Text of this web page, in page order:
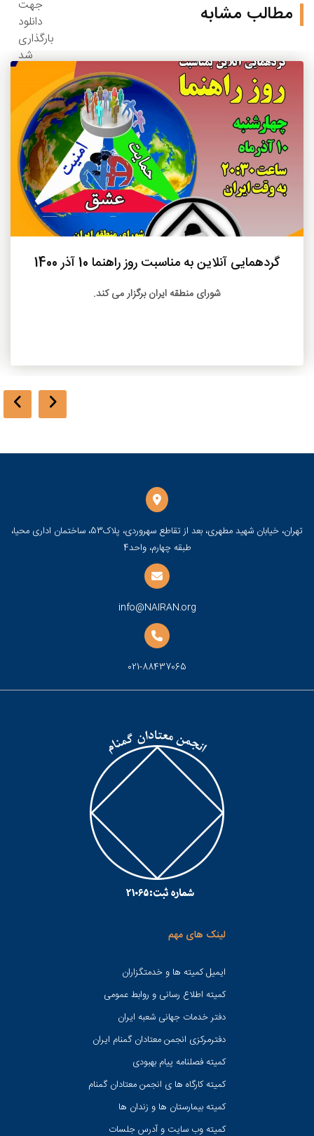
مطالب مشابه
گردهمایی آنلاین به مناسبت روز راهنما 10 آذر 1400
شورای منطقه ایران برگزار می کند.
بیشتر
تهران، خیابان شهید مطهری، بعد از تقاطع سهروردی، پلاک53، ساختمان اداری محیا،
طبقه چهارم، واحد4
info@NAIRAN.org
021-88437065
لینک های مهم
ایمیل کمیته ها و خدمتگزاران
کميته اطلاع رسانی و روابط عمومی
دفتر خدمات جهانی شعبه ايران
دفترمرکزی انجمن معتادان گمنام ایران
کمیته فصلنامه پیام بهبودی
کمیته کارگاه ها ی انجمن معتادان گمنام
کمیته بیمارستان ها و زندان ها
کمیته وب سایت و آدرس جلسات